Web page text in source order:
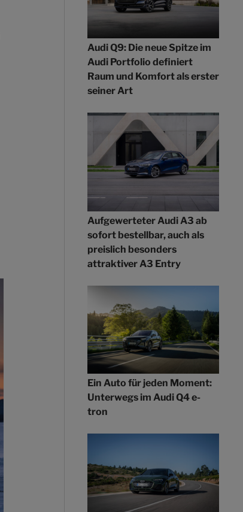
Audi Q9: Die neue Spitze im
Audi Portfolio definiert
Raum und Komfort als erster
seiner Art
Aufgewerteter Audi A3 ab
sofort bestellbar, auch als
preislich besonders
attraktiver A3 Entry
Ein Auto für jeden Moment:
Unterwegs im Audi Q4 e-
tron